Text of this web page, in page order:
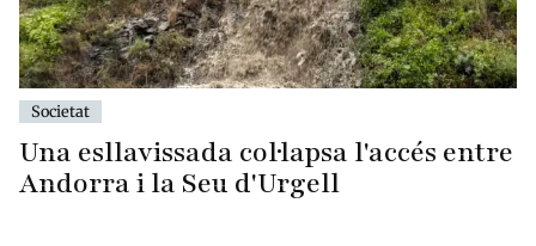
Societat
Una esllavissada col·lapsa l'accés entre
Andorra i la Seu d'Urgell